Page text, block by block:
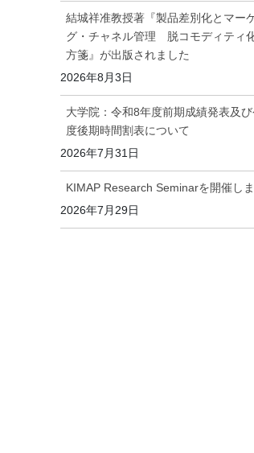
結城祥准教授著『製品差別化とマー
グ・チャネル管理 脱コモディティ
方箋』が出版されました
2026年8月3日
大学院：令和8年度前期成績発表及
度後期時間割表について
2026年7月31日
KIMAP Research Seminarを開催し
2026年7月29日